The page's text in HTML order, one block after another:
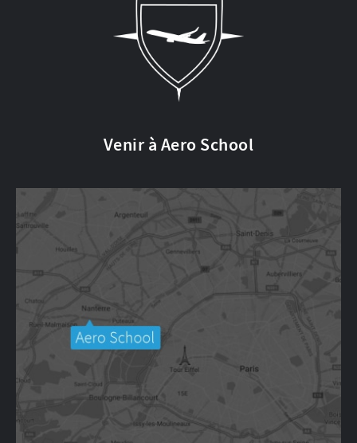
Venir à Aero School